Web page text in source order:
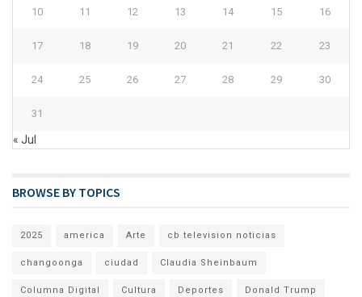
10 11 12 13 14 15 16
17 18 19 20 21 22 23
24 25 26 27 28 29 30
31
« Jul
BROWSE BY TOPICS
2025 america Arte cb television noticias
changoonga ciudad Claudia Sheinbaum
Columna Digital Cultura Deportes Donald Trump